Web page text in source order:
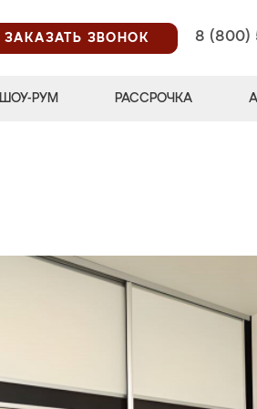
ЗАКАЗАТЬ ЗВОНОК
8 (800)
ШОУ-РУМ РАССРОЧКА